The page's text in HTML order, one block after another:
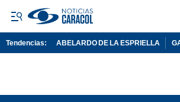
Tendencias: ABELARDO DE LA ESPRIELLA